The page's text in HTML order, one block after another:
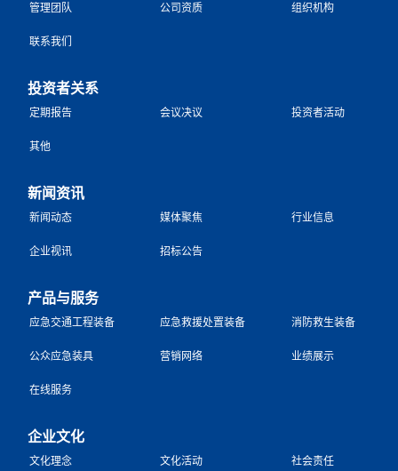
管理团队 公司资质 组织机构
联系我们
投资者关系
定期报告 会议决议 投资者活动
其他
新闻资讯
新闻动态 媒体聚焦 行业信息
企业视讯 招标公告
产品与服务
应急交通工程装备 应急救援处置装备 消防救生装备
公众应急装具 营销网络 业绩展示
在线服务
企业文化
文化理念 文化活动 社会责任